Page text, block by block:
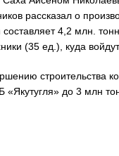
рассказал о
4,2 млн.
(35 ед.), куда
строительства
до 3 млн